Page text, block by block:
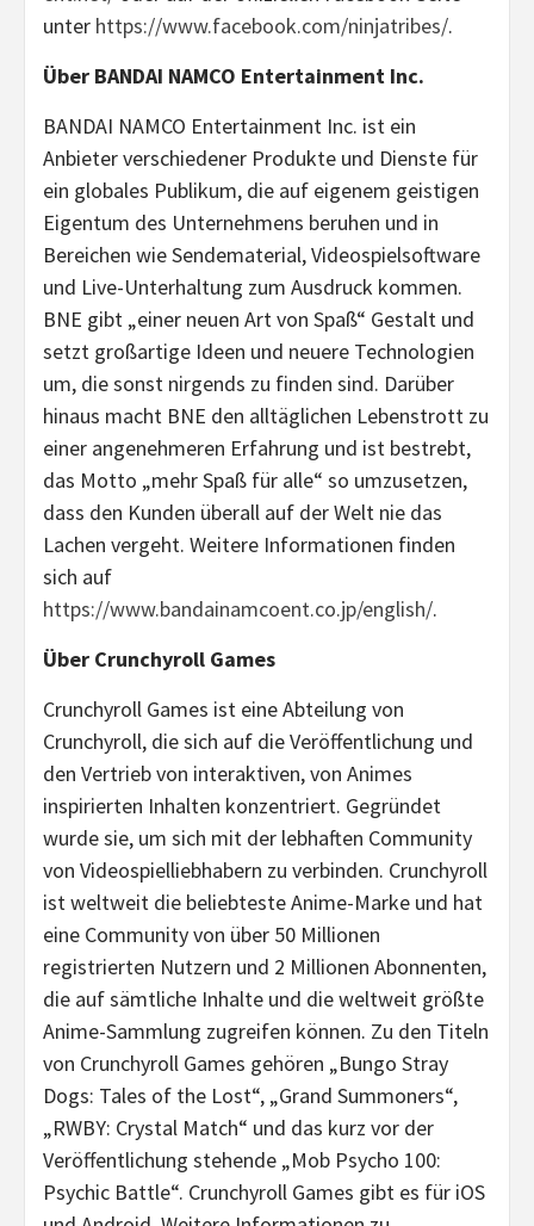
unter https://www.facebook.com/ninjatribes/.
Über BANDAI NAMCO Entertainment Inc.
BANDAI NAMCO Entertainment Inc. ist ein
Anbieter verschiedener Produkte und Dienste für
ein globales Publikum, die auf eigenem geistigen
Eigentum des Unternehmens beruhen und in
Bereichen wie Sendematerial, Videospielsoftware
und Live-Unterhaltung zum Ausdruck kommen.
BNE gibt „einer neuen Art von Spaß“ Gestalt und
setzt großartige Ideen und neuere Technologien
um, die sonst nirgends zu finden sind. Darüber
hinaus macht BNE den alltäglichen Lebenstrott zu
einer angenehmeren Erfahrung und ist bestrebt,
das Motto „mehr Spaß für alle“ so umzusetzen,
dass den Kunden überall auf der Welt nie das
Lachen vergeht. Weitere Informationen finden
sich auf
https://www.bandainamcoent.co.jp/english/.
Über Crunchyroll Games
Crunchyroll Games ist eine Abteilung von
Crunchyroll, die sich auf die Veröffentlichung und
den Vertrieb von interaktiven, von Animes
inspirierten Inhalten konzentriert. Gegründet
wurde sie, um sich mit der lebhaften Community
von Videospielliebhabern zu verbinden. Crunchyroll
ist weltweit die beliebteste Anime-Marke und hat
eine Community von über 50 Millionen
registrierten Nutzern und 2 Millionen Abonnenten,
die auf sämtliche Inhalte und die weltweit größte
Anime-Sammlung zugreifen können. Zu den Titeln
von Crunchyroll Games gehören „Bungo Stray
Dogs: Tales of the Lost“, „Grand Summoners“,
„RWBY: Crystal Match“ und das kurz vor der
Veröffentlichung stehende „Mob Psycho 100:
Psychic Battle“. Crunchyroll Games gibt es für iOS